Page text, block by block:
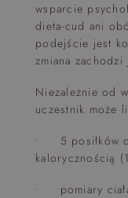
wsparcie
dieta-cud ani
podejście jest
zmiana
Niezależnie od
uczestnik może
• 5 posiłków
kalorycznością
• pomiary